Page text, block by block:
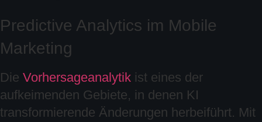
Predictive Analytics im Mobile
Marketing
Die Vorhersageanalytik ist eines der
aufkeimenden Gebiete, in denen KI
transformierende Änderungen herbeiführt. Mit